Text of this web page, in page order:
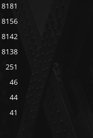
8181
8156
8142
8138
251
46
44
41